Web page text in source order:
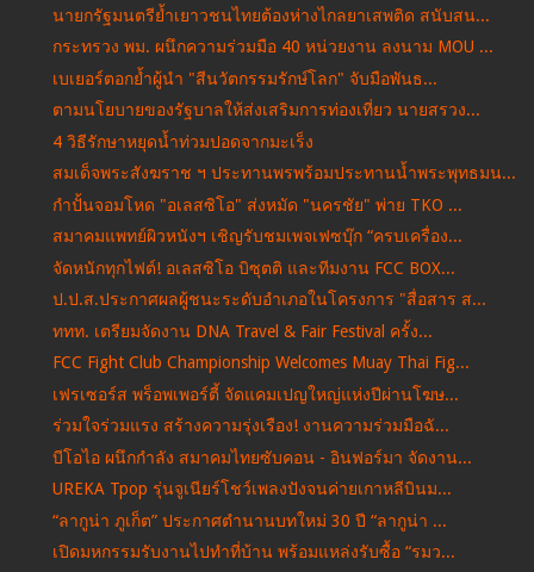
นายกรัฐมนตรีย้ำเยาวชนไทยต้องห่างไกลยาเสพติด สนับสน...
กระทรวง พม. ผนึกความร่วมมือ 40 หน่วยงาน ลงนาม MOU ...
เบเยอร์ตอกย้ำผู้นำ "สีนวัตกรรมรักษ์โลก" จับมือพันธ...
ตามนโยบายของรัฐบาลให้ส่งเสริมการท่องเที่ยว นายสรวง...
4 วิธีรักษาหยุดน้ำท่วมปอดจากมะเร็ง
สมเด็จพระสังฆราช ฯ ประทานพรพร้อมประทานน้ำพระพุทธมน...
กำปั้นจอมโหด "อเลสซิโอ" ส่งหมัด "นครชัย" พ่าย TKO ...
สมาคมแพทย์ผิวหนังฯ เชิญรับชมเพจเฟซบุ๊ก “ครบเครื่อง...
จัดหนักทุกไฟต์! อเลสซิโอ บิซุตติ และทีมงาน FCC BOX...
ป.ป.ส.ประกาศผลผู้ชนะระดับอำเภอในโครงการ "สื่อสาร ส...
ททท. เตรียมจัดงาน DNA Travel & Fair Festival ครั้ง...
FCC Fight Club Championship Welcomes Muay Thai Fig...
เฟรเซอร์ส พร็อพเพอร์ตี้ จัดแคมเปญใหญ่แห่งปีผ่านโฆษ...
ร่วมใจร่วมแรง สร้างความรุ่งเรือง! งานความร่วมมือฉั...
บีโอไอ ผนึกกำลัง สมาคมไทยซับคอน - อินฟอร์มา จัดงาน...
UREKA Tpop รุ่นจูเนียร์โชว์เพลงปังจนค่ายเกาหลีบินม...
“ลากูน่า ภูเก็ต” ประกาศตำนานบทใหม่ 30 ปี “ลากูน่า ...
เปิดมหกรรมรับงานไปทำที่บ้าน พร้อมแหล่งรับซื้อ “รมว...